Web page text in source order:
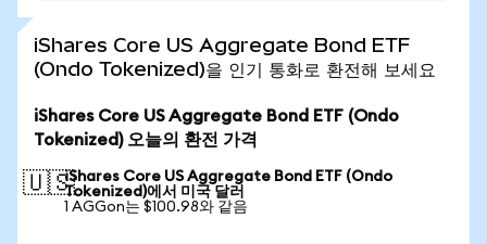
iShares Core US Aggregate Bond ETF
(Ondo Tokenized)을 인기 통화로 환전해 보세요
iShares Core US Aggregate Bond ETF (Ondo
Tokenized) 오늘의 환전 가격
🇺🇸iShares Core US Aggregate Bond ETF (Ondo
Tokenized)에서 미국 달러
1 AGGon는 $100.98와 같음